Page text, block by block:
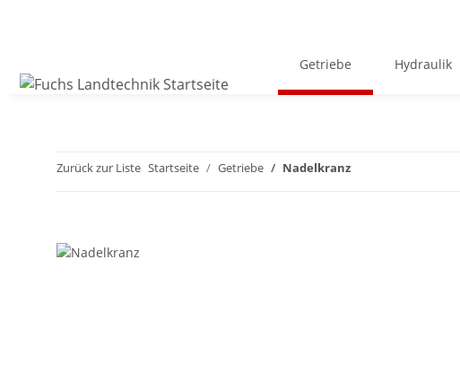
Getriebe Hydraulik
Zurück zur Liste Startseite Getriebe Nadelkranz